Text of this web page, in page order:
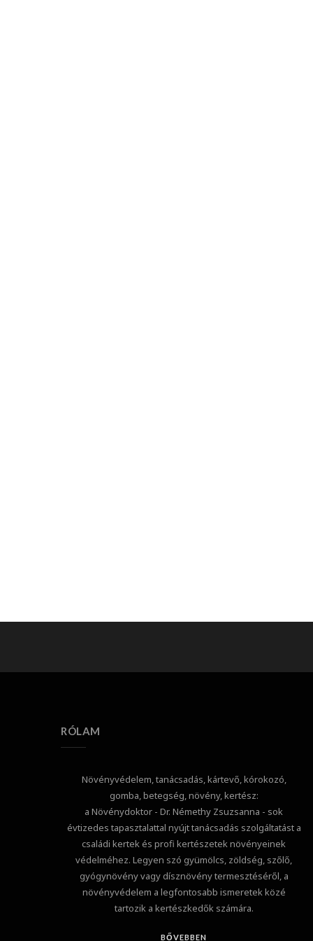
RÓLAM
Növényvédelem, tanácsadás, kártevő, kórokozó,
gomba, betegség, növény, kertész:
a Növénydoktor - Dr. Némethy Zsuzsanna - sok
évtizedes tapasztalattal nyújt tanácsadás szolgáltatást a
családi kertek és profi kertészetek növényeinek
védelméhez. Legyen szó gyümölcs, zöldség, szőlő,
gyógynövény vagy dísznövény termesztéséről, a
növényvédelem a legfontosabb ismeretek közé
tartozik a kertészkedők számára.
BŐVEBBEN